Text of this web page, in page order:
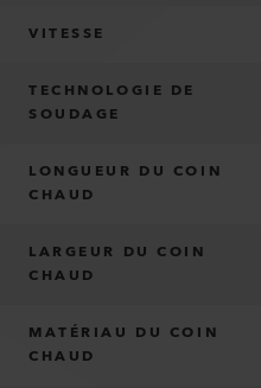
VITESSE
TECHNOLOGIE DE
SOUDAGE
LONGUEUR DU COIN
CHAUD
LARGEUR DU COIN
CHAUD
MATÉRIAU DU COIN
CHAUD